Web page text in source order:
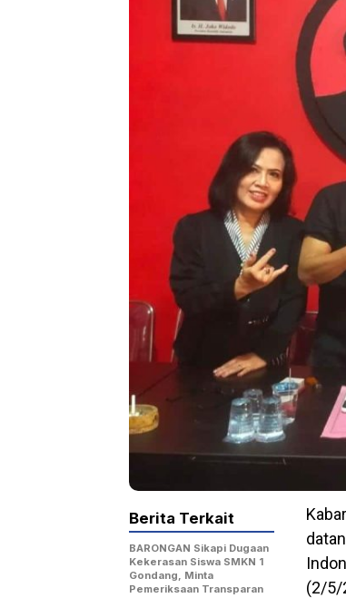
(2/5/
Berita Terkait
BARONGAN Sikapi Dugaan
Kekerasan Siswa SMKN 1
Gondang, Minta
Pemeriksaan Transparan